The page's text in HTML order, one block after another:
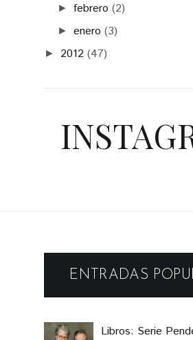
►febrero (2)
►enero (3)
► 2012 (47)
ENTRADAS
Libros: Serie